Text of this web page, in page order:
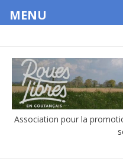
contenu
Association pour la
MENU